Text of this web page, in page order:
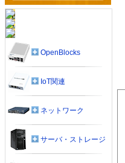
OpenBlocks
IoT関連
ネットワーク
サーバ・ストレージ